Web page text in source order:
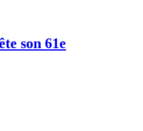
son 61e